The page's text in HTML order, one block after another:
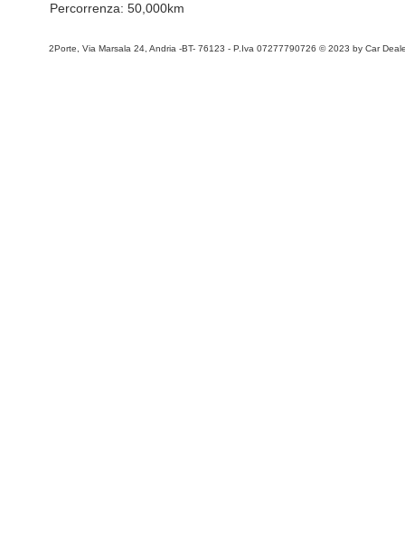
Percorrenza: 50,000km
2Porte, Via Marsala 24, Andria -BT- 76123 - P.Iva 07277790726 © 2023 by Car